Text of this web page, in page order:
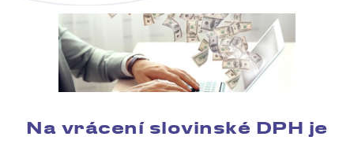
Na vrácení slovinské DPH je